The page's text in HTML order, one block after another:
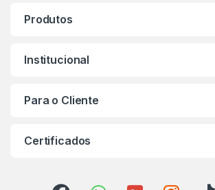
Produtos
Institucional
Para o Cliente
Certificados